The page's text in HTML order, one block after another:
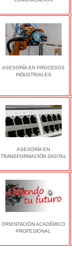
ASESORÍA EN PROCESOS
INDUSTRIALES
ASESORÍA EN
TRANSFORMACIÓN DIGITAL
ORIENTACIÓN ACADÉMICO
PROFESIONAL